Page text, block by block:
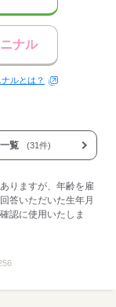
ナル
ルとは？
覧 (31件)
りますが、年齢を雇
答いただいた生年月
認に使用いたしま